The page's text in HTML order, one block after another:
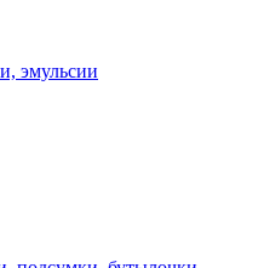
эмульсии